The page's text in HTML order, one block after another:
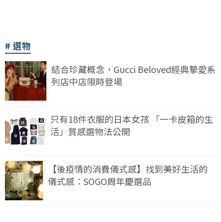
選物
結合珍藏概念，Gucci Beloved經典摯愛系
列店中店限時登場
只有18件衣服的日本女孩 「一卡皮箱的生
活」質感選物法公開
【後疫情的消費儀式感】找到美好生活的
儀式感：SOGO周年慶選品